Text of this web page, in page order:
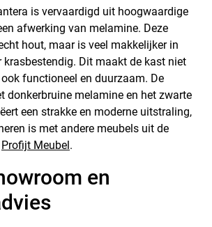
is vervaardigd uit hoogwaardige
afwerking van melamine. Deze
hout, maar is veel makkelijker in
krasbestendig. Dit maakt de kast niet
functioneel en duurzaam. De
donkerbruine melamine en het zwarte
een strakke en moderne uitstraling,
is met andere meubels uit de
Profijt Meubel .
en